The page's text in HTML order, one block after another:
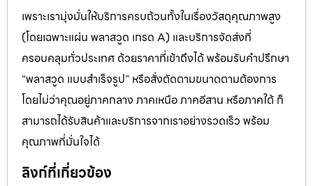
เพราะเรามุ่งมั่นให้บริการครบถ้วนทั้งในเรื่องวัสดุคุณภาพสูง
(โดยเฉพาะแผ่น พลาสวูด เกรด A) และบริการจัดส่งที่
ครอบคลุมทั่วประเทศ ด้วยราคาที่เข้าถึงได้ พร้อมรับคำปรึกษา
“พลาสวูด แบบสำเร็จรูป” หรือสั่งตัดตามขนาดตามต้องการ
โดยไม่ว่าคุณอยู่ภาคกลาง ภาคเหนือ ภาคอีสาน หรือภาคใต้ ก็
สามารถได้รับสินค้าและบริการจากเราอย่างรวดเร็ว พร้อม
คุณภาพที่มั่นใจได้
ลิงก์ที่เกี่ยวข้อง